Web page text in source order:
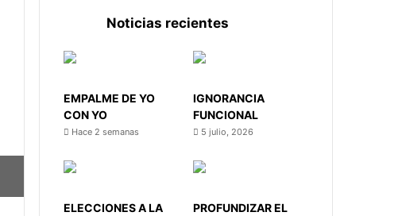
Noticias recientes
EMPALME DE YO
CON YO
Hace 2 semanas
IGNORANCIA
FUNCIONAL
5 julio, 2026
ELECCIONES A LA
PROFUNDIZAR EL